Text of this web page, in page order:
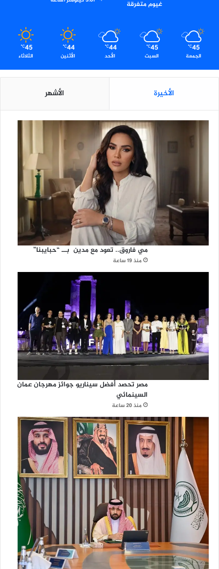
غيوم متفرقة
45
℃
الجمعة
45
℃
السبت
44
℃
الأحد
44
℃
الأثنين
45
℃
الثلاثاء
الأخيرة الأشهر
مي فاروق.. تعود مع مدين بــ “حبايبنا”
منذ 19 ساعة
مصر تحصد أفضل سيناريو جوائز مهرجان عمان
السينمائي
منذ 20 ساعة